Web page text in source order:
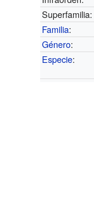
Superfamilia:
Familia:
Género:
Especie: